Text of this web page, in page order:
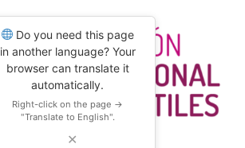
Do you need this page
in another language? Your
browser can translate it
automatically.
Right-click on the page →
"Translate to English".
✕